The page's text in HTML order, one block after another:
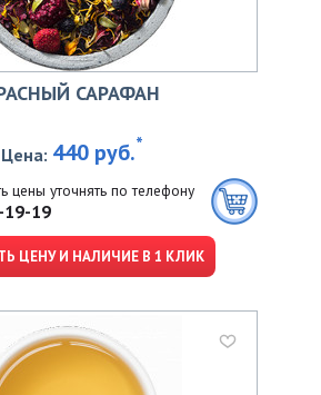
САРАФАН
Цена: 440 руб.*
цены уточнять по телефону
19-19
ЦЕНУ И НАЛИЧИЕ В 1 КЛИК